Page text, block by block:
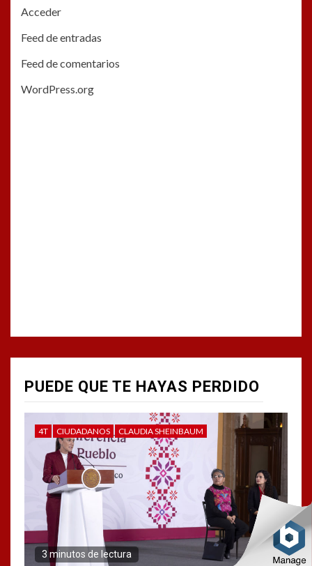
Acceder
Feed de entradas
Feed de comentarios
WordPress.org
PUEDE QUE TE HAYAS PERDIDO
4T CIUDADANOS CLAUDIA SHEINBAUM
3 minutos de lectura